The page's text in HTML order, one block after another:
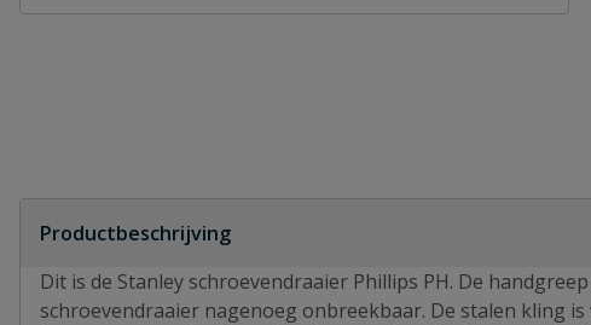
Productbeschrijving
Dit is de Stanley schroevendraaier Phillips PH. De
schroevendraaier nagenoeg onbreekbaar. De stalen kling